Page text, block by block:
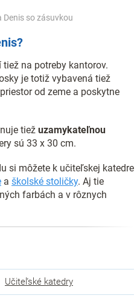
so zásuvkou
na potreby kantorov.
je totiž vybavená tiež
od zeme a poskytne
tiež uzamykateľnou
sú 33 x 30 cm.
si môžete k učiteľskej katedre
a školské stoličky. Aj tie
farbách a v rôznych
Učiteľské katedry